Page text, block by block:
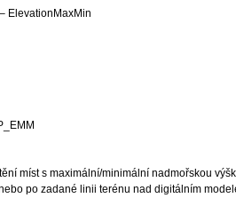
ElevationMaxMin
míst s maximální/minimální nadmořskou
po zadané linii terénu nad digitálním